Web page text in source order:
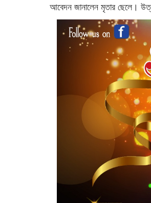
আবেদন জানালেন মৃতার ছেলে।